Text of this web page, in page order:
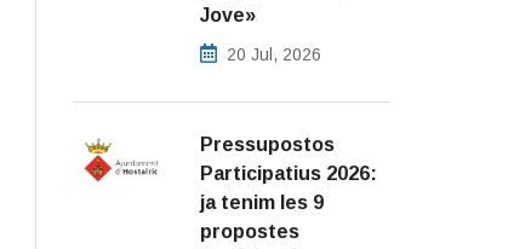
Jove»
20 Jul, 2026
Pressupostos
Participatius 2026:
ja tenim les 9
propostes